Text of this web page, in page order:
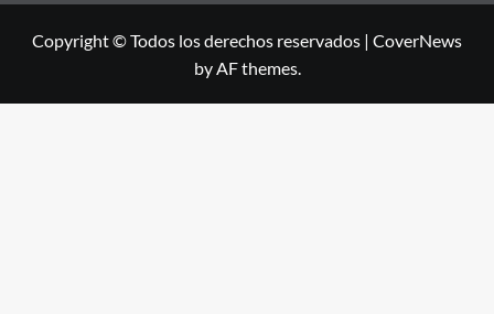
Copyright © Todos los derechos reservados | CoverNews
by AF themes.